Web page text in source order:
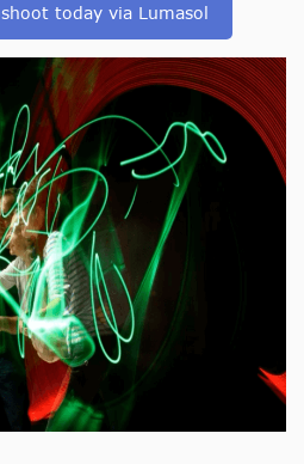
today via Lumasol